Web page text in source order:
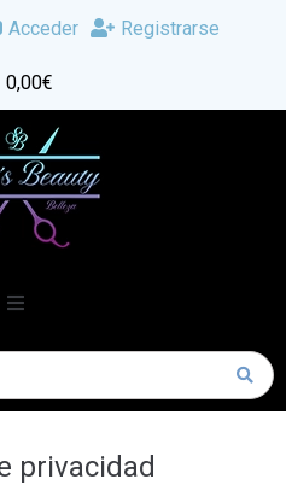
Acceder Registrarse
0,00€
privacidad